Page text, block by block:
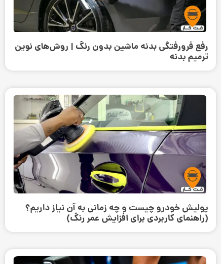
رفع فرورفتگی بدنه ماشین بدون رنگ | روش‌های نوین
ترمیم بدنه
پولیش خودرو چیست و چه زمانی به آن نیاز داریم؟
(راهنمای کاربردی برای افزایش عمر رنگ)